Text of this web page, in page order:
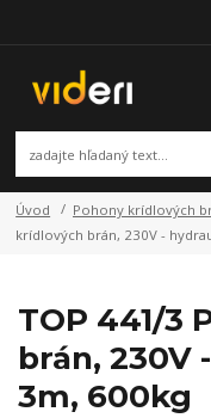
Úvod Pohony krídlových
krídlových brán, 230V -
TOP 441/3
brán, 230V
3m, 600kg